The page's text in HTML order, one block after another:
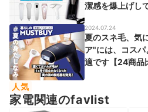
潔感を爆上げし
2024.07.24
夏のスネ毛、気
ア"には、コス
適です【24商品
人気
家電関連のfavlist